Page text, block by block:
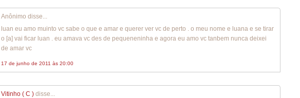
Anônimo disse...
luan eu amo muinto vc sabe o que e amar e querer ver vc de perto . o meu nome e luana e se tirar
o [a] vai ficar luan . eu amava vc des de pequeneninha e agora eu amo vc tanbem nunca deixei
de amar vc
17 de junho de 2011 às 20:00
Vitinho ( C ) disse...